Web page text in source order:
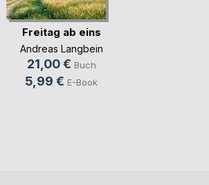
Freitag ab eins
Andreas Langbein
21,00 € Buch
5,99 € E-Book